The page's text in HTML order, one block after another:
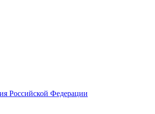
Российской Федерации